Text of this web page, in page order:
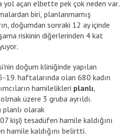
yol açan elbette pek çok neden var.
biri, planlanmamış
doğumdan sonraki 12 ay içinde
riskinin diğerlerinden 4 kat
.
doğum kliniğinde yapılan
19. haftalarında olan 680 kadın
hamilelikleri planlı
olmak üzere 3 gruba ayrıldı.
planlı olarak
kişi) tesadüfen hamile kaldığını
hamile kaldığını belirtti.